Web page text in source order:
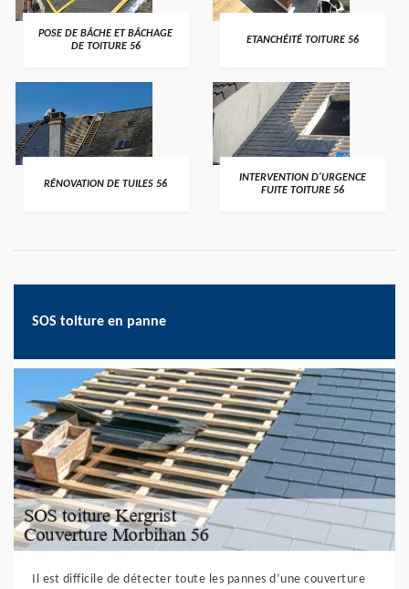
>
POSE DE BÂCHE ET BÂCHAGE
DE TOITURE 56
>
ETANCHÉITÉ TOITURE 56
>
RÉNOVATION DE TUILES 56 >
INTERVENTION D'URGENCE
FUITE TOITURE 56
SOS toiture en panne
Il est difficile de détecter toute les pannes d’une couverture